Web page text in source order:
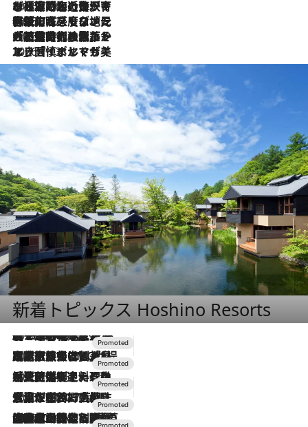
2026.7.26
ポルトガル近海が育む極上の海の幸。キリリと冷えた白ワインと愉しむ、シーフード専門店の贅沢
2026.7.22
伝統の味をモダンに昇華。高感度な地元客が集う、リスボンの最旬ガストロノミー
2026.7.21
大航海時代の栄華から、震災、独裁、そして革命へ。ポルトガル・首都リスボンの石畳に刻まれた「歴史の光と影」
2026.7.13
エッセイ・ヤマザキマリ「慎ましくも美しき国 ポルトガル」
新着トピックス Hoshino Resorts
2026.8.7
【トンボの足水浴】ヒノキの香りに包まれて涼感マックス！約13℃の湧水かけ流しを避暑地「星野温泉 トンボの湯」で体験
2026.7.31
【ホテル帰省】という選択肢をOMOが提案。家族とほどよい距離を保つには「昼は実家、夜は気兼ねなくホテルで！」
2026.7.24
【夏限定ディナーコース】旬を迎える稚鮎や花ズッキーニなどをイタリア・トスカーナの郷土料理の手法で満喫！
2026.7.17
「土佐和ハーブかき氷」がOMO7高知に登場！生姜、山椒、大葉など目にも舌にも涼を呼ぶ郷土の味
2026.7.10
NEW OPEN！【界 草津】名湯の地に誕生。趣の異なる2種の温泉と上州ならではの会席・蕎麦割烹など美食を味わう究極の癒やし旅